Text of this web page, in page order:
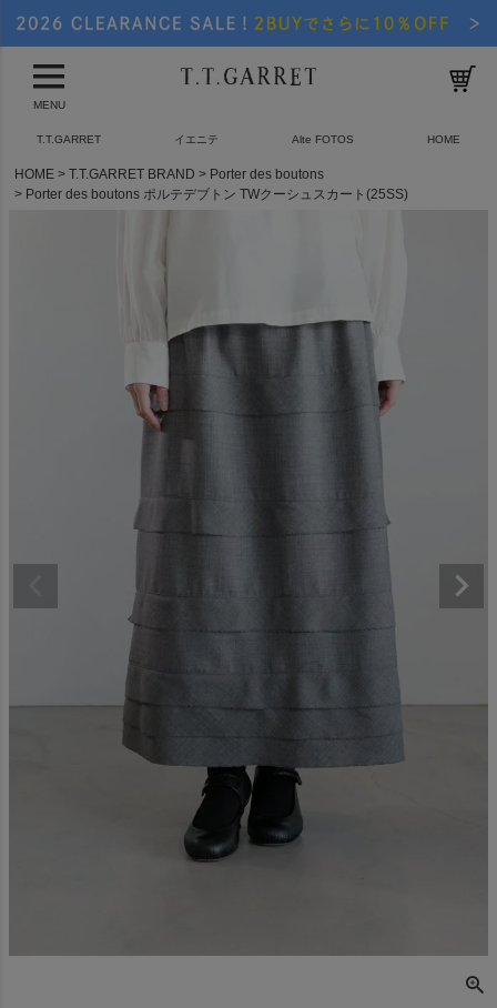
MENU
T.T.GARRET イエニテ Alte FOTOS HOME
HOME T.T.GARRET BRAND
Porter des boutons
Porter des boutons ポルテデブトン TWクーシュスカート(25SS)